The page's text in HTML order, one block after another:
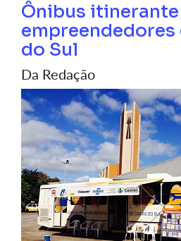
Ônibus
empreendedores
do Sul
Da Redação